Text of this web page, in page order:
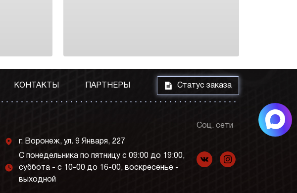
КОНТАКТЫ ПАРТНЕРЫ i Статус заказа
j г. Воронеж, ул. 9 Января, 227
l
С понедельника по пятницу с 09:00 до 19:00,
суббота - с 10-00 до 16-00, воскресенье -
выходной
Соц. сети
f p